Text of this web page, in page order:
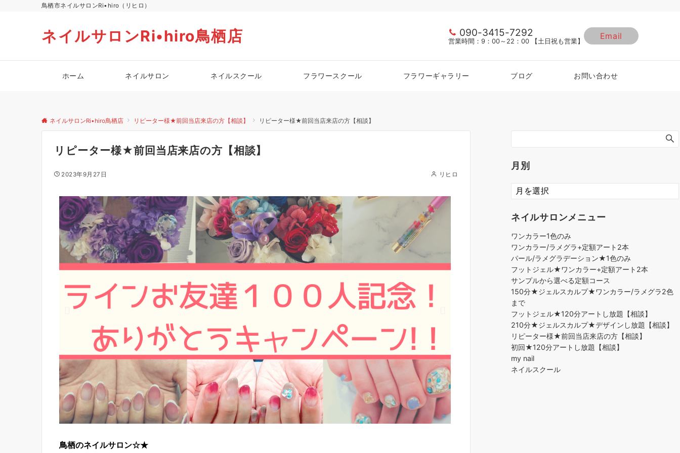
鳥栖市ネイルサロンRi•hiro（リヒロ）
ネイルサロンRi•hiro鳥栖店 090-3415-7292
営業時間：9：00～22：00 【土日祝も営業】
Email
ホーム ネイルサロン ネイルスクール フラワースクール フラワーギャラリー ブログ お問い合わせ
ネイルサロンRi•hiro鳥栖店 リピーター様★前回当店来店の方【相談】 リピーター様★前回当店来店の方【相談】
リピーター様★前回当店来店の方【相談】
2023年9月27日 リヒロ
鳥栖のネイルサロン☆★
月別
ネイルサロンメニュー
ワンカラー1色のみ
ワンカラー/ラメグラ+定額アート2本
パール/ラメグラデーション★1色のみ
フットジェル★ワンカラー+定額アート2本
サンプルから選べる定額コース
150分★ジェルスカルプ★ワンカラー/ラメグラ2色
まで
フットジェル★120分アートし放題【相談】
210分★ジェルスカルプ★デザインし放題【相談】
リピーター様★前回当店来店の方【相談】
初回★120分アートし放題【相談】
my nail
ネイルスクール